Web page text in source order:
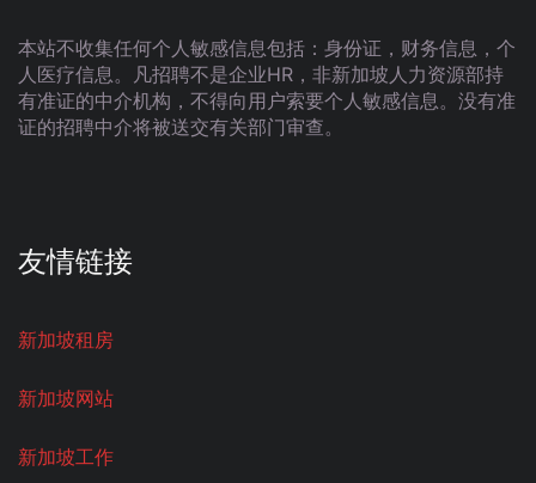
本站不收集任何个人敏感信息包括：身份证，财务信息，个
人医疗信息。凡招聘不是企业HR，非新加坡人力资源部持
有准证的中介机构，不得向用户索要个人敏感信息。没有准
证的招聘中介将被送交有关部门审查。
友情链接
新加坡租房
新加坡网站
新加坡工作